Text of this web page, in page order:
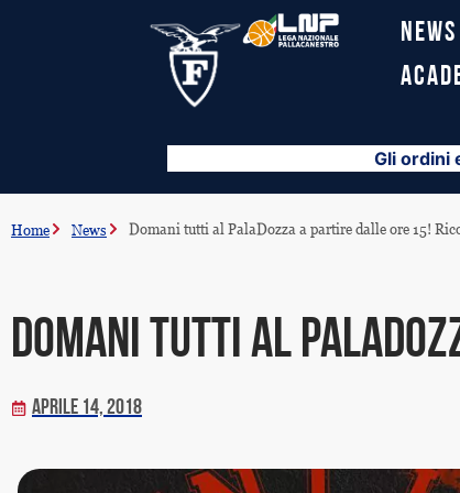
News
Gli ordini
Home News Domani tutti al PalaDozza a partire dalle ore 15!
Domani tutti al
Aprile 14, 2018